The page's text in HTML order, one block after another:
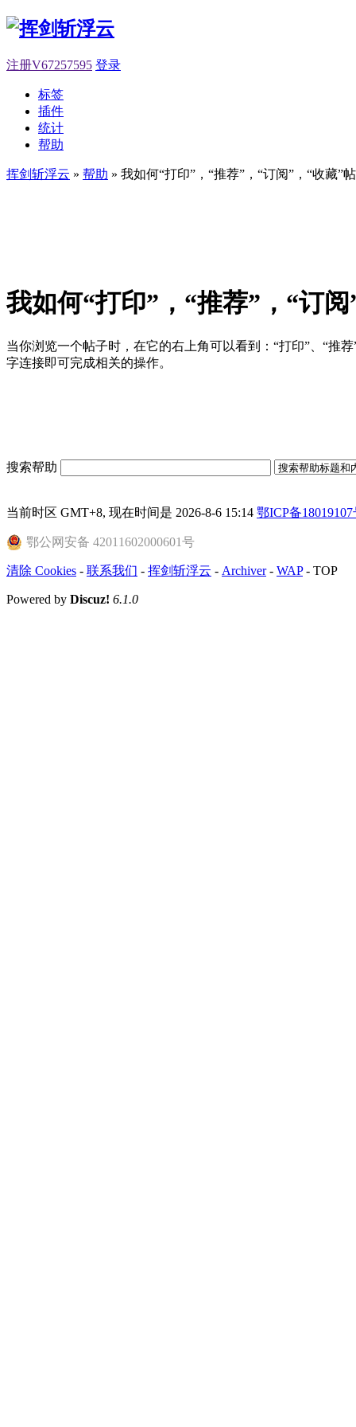
注册V67257595 登录
标签
插件
统计
帮助
挥剑斩浮云 » 帮助 » 我如何“打印”，“推荐”，“订阅”，“收藏”
我如何“打印”，“推荐”，“订
当你浏览一个帖子时，在它的右上角可以看到：“打印”、“推
字连接即可完成相关的操作。
搜索帮助
当前时区 GMT+8, 现在时间是 2026-8-6 15:14 鄂ICP备18019107
鄂公网安备 42011602000601号
清除 Cookies - 联系我们 - 挥剑斩浮云 - Archiver- WAP- TOP
Powered by Discuz! 6.1.0